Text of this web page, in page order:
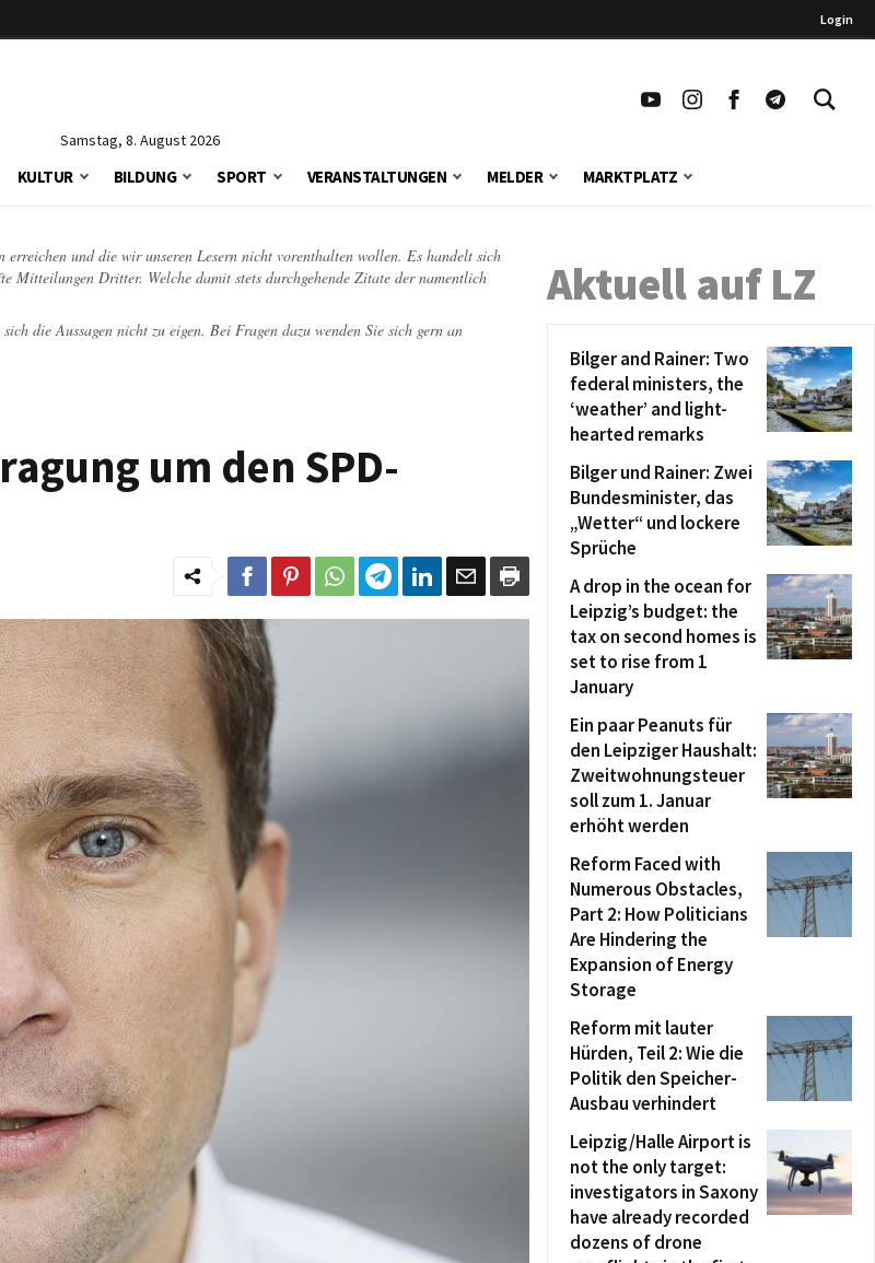
Login
Samstag, 8. August 2026
KULTUR BILDUNG SPORT VERANSTALTUNGEN MELDER MARKTPLATZ
und die wir unseren Lesern nicht vorenthalten wollen. Es handelt sich
Dritter. Welche damit stets durchgehende Zitate der namentlich
die Aussagen nicht zu eigen. Bei Fragen dazu wenden Sie sich gern an
um den SPD-
Aktuell auf LZ
Bilger and Rainer: Two
federal ministers, the
‘weather’ and light-
hearted remarks
Bilger und Rainer: Zwei
Bundesminister, das
„Wetter“ und lockere
Sprüche
A drop in the ocean for
Leipzig’s budget: the
tax on second homes is
set to rise from 1
January
Ein paar Peanuts für
den Leipziger Haushalt:
Zweitwohnungsteuer
soll zum 1. Januar
erhöht werden
Reform Faced with
Numerous Obstacles,
Part 2: How Politicians
Are Hindering the
Expansion of Energy
Storage
Reform mit lauter
Hürden, Teil 2: Wie die
Politik den Speicher-
Ausbau verhindert
Leipzig/Halle Airport is
not the only target:
investigators in Saxony
have already recorded
dozens of drone